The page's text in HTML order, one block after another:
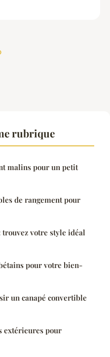
rubrique
malins pour un petit
de rangement pour
trouvez votre style idéal
pour votre bien-
un canapé convertible
extérieures pour